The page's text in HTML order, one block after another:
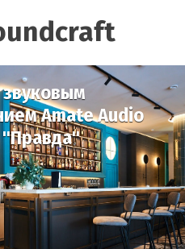
Amate Audio
"Правда"